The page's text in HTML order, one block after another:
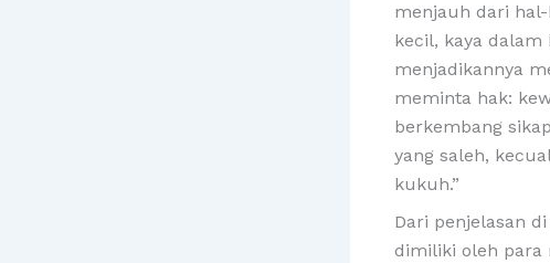
menjauh dari
kecil, kaya dalam
menjadikannya
meminta hak:
berkembang
yang saleh,
kukuh.”
Dari penjelasan
dimiliki oleh para